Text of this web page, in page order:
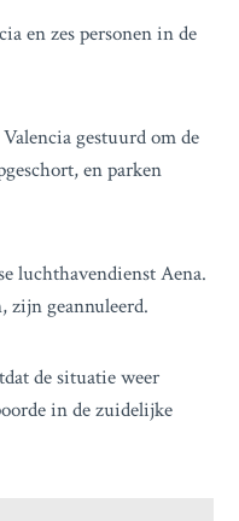
en zes personen in de
gestuurd om de
en parken
luchthavendienst Aena.
zijn geannuleerd.
de situatie weer
in de zuidelijke